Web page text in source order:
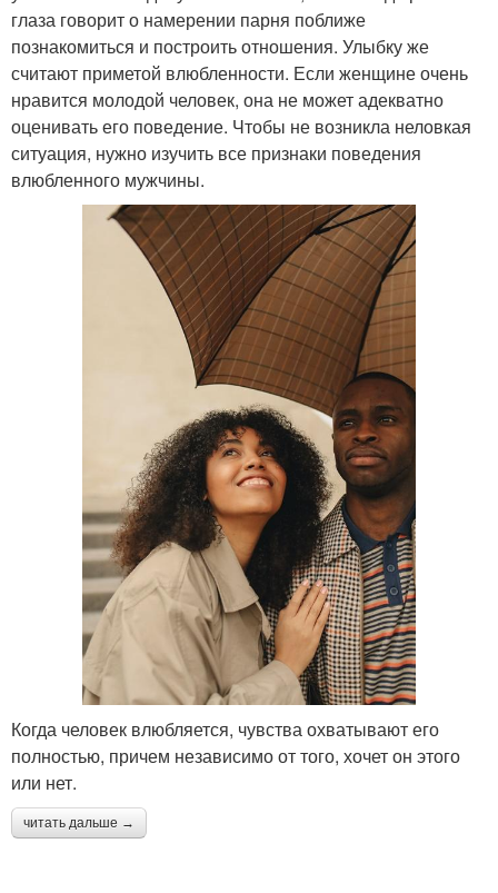
глаза говорит о намерении парня поближе
познакомиться и построить отношения. Улыбку же
считают приметой влюбленности. Если женщине очень
нравится молодой человек, она не может адекватно
оценивать его поведение. Чтобы не возникла неловкая
ситуация, нужно изучить все признаки поведения
влюбленного мужчины.
Когда человек влюбляется, чувства охватывают его
полностью, причем независимо от того, хочет он этого
или нет.
читать дальше →